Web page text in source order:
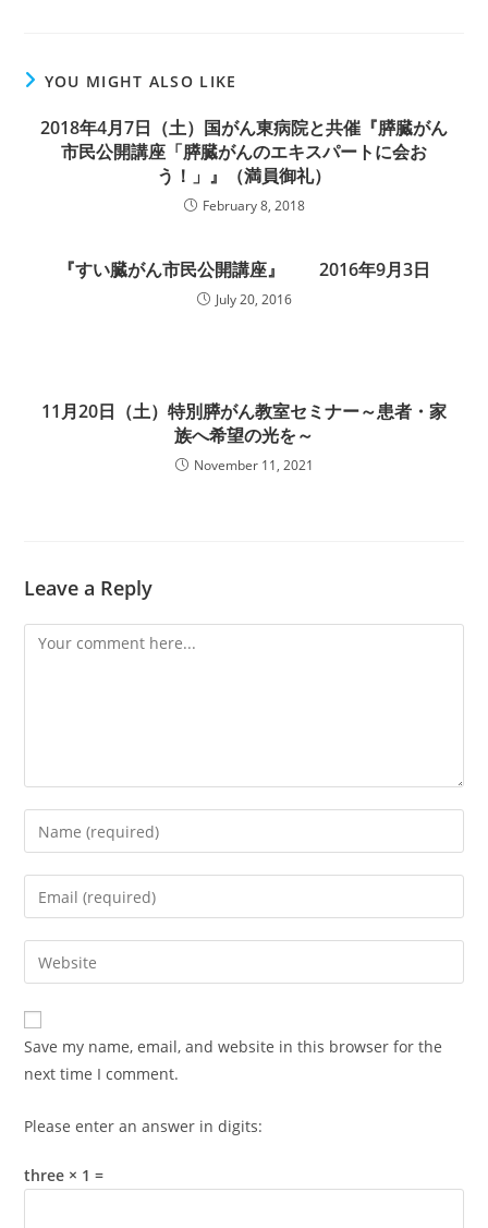
YOU MIGHT ALSO LIKE
2018年4月7日（土）国がん東病院と共催『膵臓がん
市民公開講座「膵臓がんのエキスパートに会お
う！」』（満員御礼）
February 8, 2018
『すい臓がん市民公開講座』 2016年9月3日
July 20, 2016
11月20日（土）特別膵がん教室セミナー～患者・家
族へ希望の光を～
November 11, 2021
Leave a Reply
Comment
Enter
your
name
comment
Enter
your
email
address
comment
Enter
your
website
URL
(optional)
Save my name, email, and website in this browser for the
next time I comment.
Please enter an answer in digits:
three × 1 =